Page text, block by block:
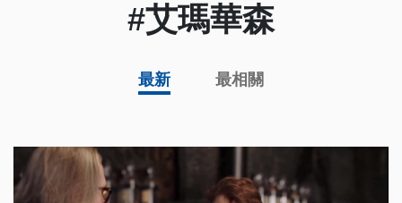
#艾瑪華森
最新 最相關